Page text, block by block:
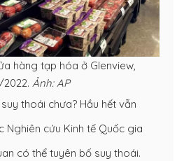
hàng tạp hóa ở Glenview,
Ảnh: AP
thoái chưa? Hầu hết vẫn
Nghiên cứu Kinh tế Quốc gia
có thể tuyên bố suy thoái.